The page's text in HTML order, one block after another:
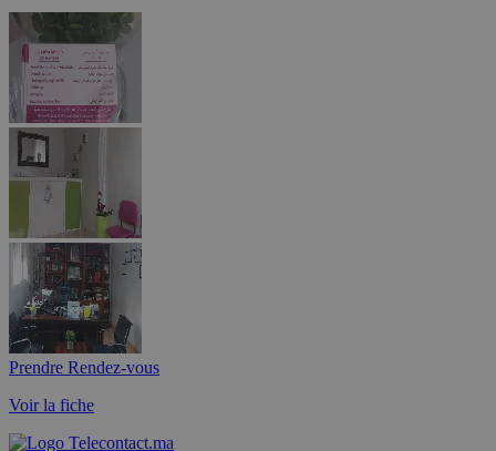
Prendre Rendez-vous
Voir la fiche